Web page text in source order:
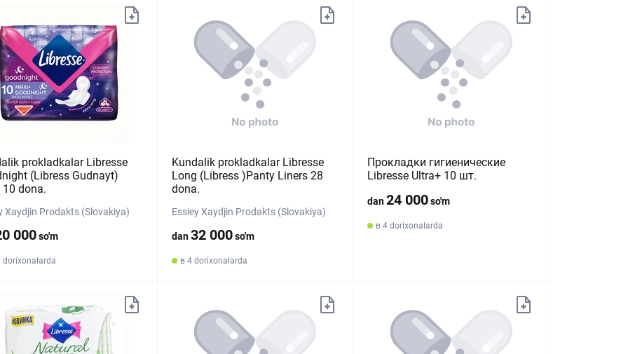
prokladkalar Libresse
(Libress Gudnayt)
dona.
Xaydjin Prodakts (Slovakiya)
000so'm
dorixonalarda
Kundalik prokladkalar Libresse
Long (Libress )Panty Liners 28
dona.
Essiey Xaydjin Prodakts (Slovakiya)
dan32 000so'm
в 4 dorixonalarda
Прокладки гигиенические
Libresse Ultra+ 10 шт.
dan24 000so'm
в 4 dorixonalarda